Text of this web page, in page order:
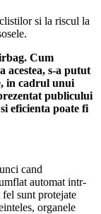
si la riscul la
Cum
acestea, s-a putut
in cadrul unui
publicului
eficienta poate fi
cand
automat intr-
sunt protejate
organele